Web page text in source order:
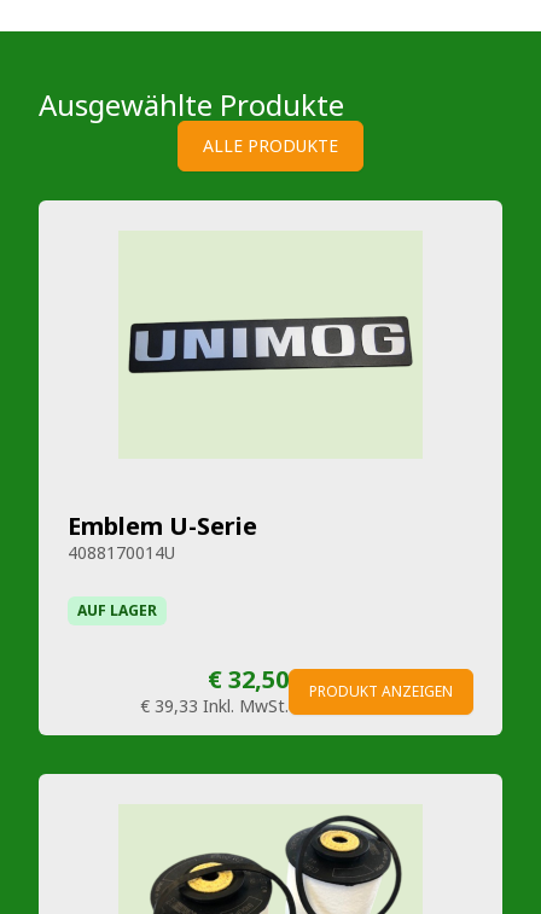
Ausgewählte Produkte
ALLE PRODUKTE
Emblem U-Serie
4088170014U
AUF LAGER
€ 32,50
€ 39,33 Inkl. MwSt.
PRODUKT ANZEIGEN